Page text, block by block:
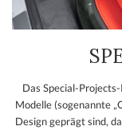
Das Special-
Modelle (sogenannte
Design geprägt sind,